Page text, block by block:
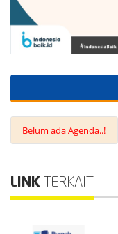
Belum ada Agenda..!
LINK TERKAIT